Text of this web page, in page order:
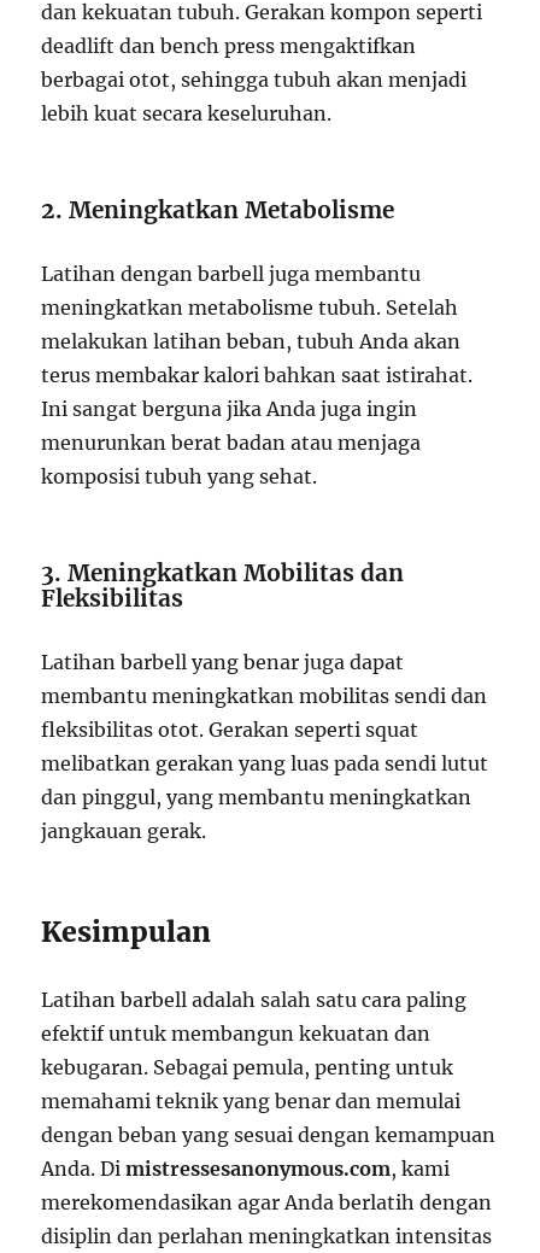
dan kekuatan tubuh. Gerakan kompon seperti
deadlift dan bench press mengaktifkan
berbagai otot, sehingga tubuh akan menjadi
lebih kuat secara keseluruhan.
2. Meningkatkan Metabolisme
Latihan dengan barbell juga membantu
meningkatkan metabolisme tubuh. Setelah
melakukan latihan beban, tubuh Anda akan
terus membakar kalori bahkan saat istirahat.
Ini sangat berguna jika Anda juga ingin
menurunkan berat badan atau menjaga
komposisi tubuh yang sehat.
3. Meningkatkan Mobilitas dan
Fleksibilitas
Latihan barbell yang benar juga dapat
membantu meningkatkan mobilitas sendi dan
fleksibilitas otot. Gerakan seperti squat
melibatkan gerakan yang luas pada sendi lutut
dan pinggul, yang membantu meningkatkan
jangkauan gerak.
Kesimpulan
Latihan barbell adalah salah satu cara paling
efektif untuk membangun kekuatan dan
kebugaran. Sebagai pemula, penting untuk
memahami teknik yang benar dan memulai
dengan beban yang sesuai dengan kemampuan
Anda. Dimistressesanonymous.com, kami
merekomendasikan agar Anda berlatih dengan
disiplin dan perlahan meningkatkan intensitas